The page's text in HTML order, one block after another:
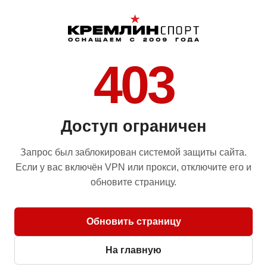
403
Доступ ограничен
Запрос был заблокирован системой защиты сайта.
Если у вас включён VPN или прокси, отключите его и
обновите страницу.
Обновить страницу
На главную